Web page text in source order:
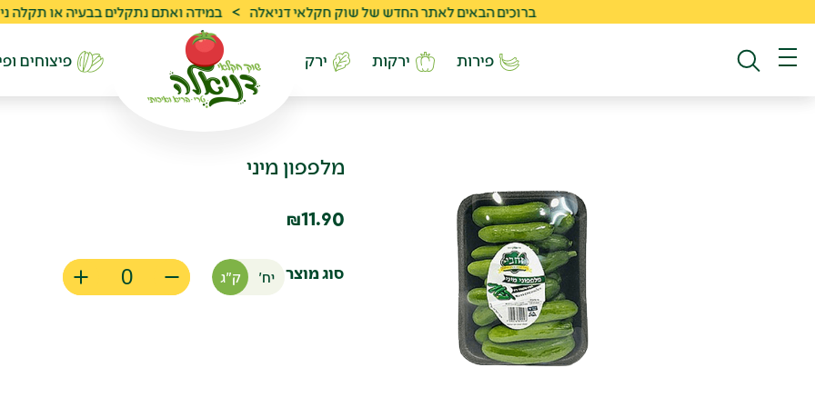
ברוכים הבאים לאתר החדש של שוק חקלאי דניאלה > במידה ואתם נתקלים בבעיה או תקלה ניתן לפנות לשרות
פירות ירקות ירק פיצוחים
מלפפון מיני
₪11.90
סוג מוצר יח' ק"ג